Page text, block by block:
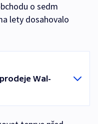
o sedm
lety dosahovalo
Wal-